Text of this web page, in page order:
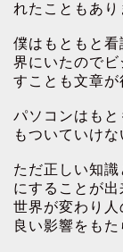
れたこともあり
僕はもともと
界にいたので
すことも文章が
パソコンはも
もついていけ
ただ正しい知
にすることが出
世界が変わり
良い影響をもた